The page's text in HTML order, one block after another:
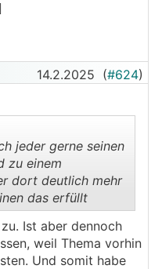
14.2.2025 (#624)
jeder gerne seinen
zu einem
dort deutlich mehr
das erfüllt
Ist aber dennoch
weil Thema vorhin
Und somit habe